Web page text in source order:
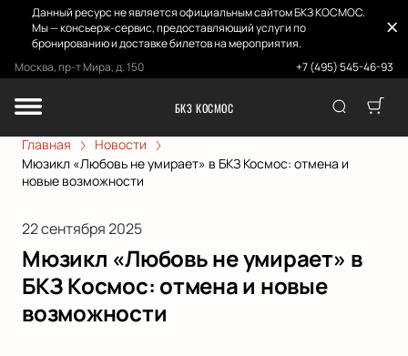
Данный ресурс не является официальным сайтом БКЗ КОСМОС.
Мы — консьерж-сервис, предоставляющий услуги по
бронированию и доставке билетов на мероприятия.
Москва, пр-т Мира, д. 150
+7 (495) 545-46-93
БКЗ КОСМОС
Главная
Новости
Мюзикл «Любовь не умирает» в БКЗ Космос: отмена и
новые возможности
22 сентября 2025
Мюзикл «Любовь не умирает» в
БКЗ Космос: отмена и новые
возможности